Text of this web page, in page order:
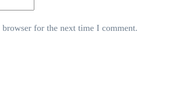
for the next time I comment.